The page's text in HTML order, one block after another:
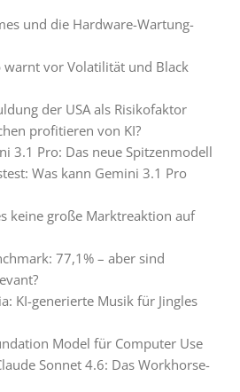
und die Hardware-Wartung-
warnt vor Volatilität und Black
der USA als Risikofaktor
profitieren von KI?
3.1 Pro: Das neue Spitzenmodell
Was kann Gemini 3.1 Pro
keine große Marktreaktion auf
77,1% – aber sind
KI-generierte Musik für Jingles
Model für Computer Use
Sonnet 4.6: Das Workhorse-